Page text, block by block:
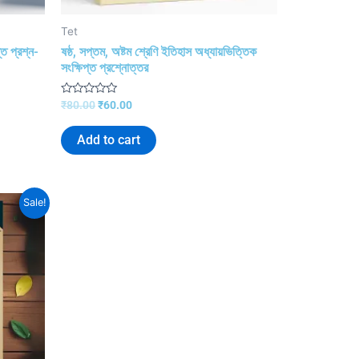
প্রশ্ন-
Tet
ষষ্ঠ, সপ্তম, অষ্টম শ্রেণি ইতিহাস অধ্যায়ভিত্তিক
সংক্ষিপ্ত প্রশ্নোত্তর
R
e
d
₹80.00₹60.00
Add to cart
Sale!